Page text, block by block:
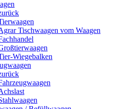
Tischwaagen vom Waagen
Wiegebalken